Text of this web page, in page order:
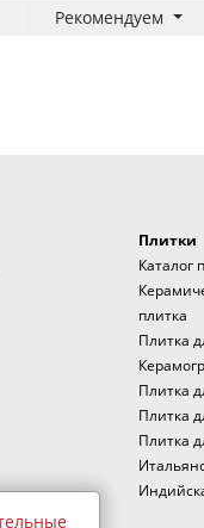
Рекомендуем
Плитки
Каталог
плитка
Плитка
Плитка
Плитка
Плитка